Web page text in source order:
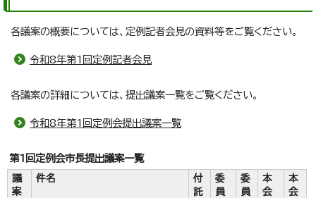
各議案の概要については、定例記者会見の資料等をご覧ください。
令和8年第1回定例記者会見
各議案の詳細については、提出議案一覧をご覧ください。
令和8年第1回定例会提出議案一覧
第1回定例会市長提出議案一覧
議
案
件名
付
託
委
員
委
員
本
会
本
会